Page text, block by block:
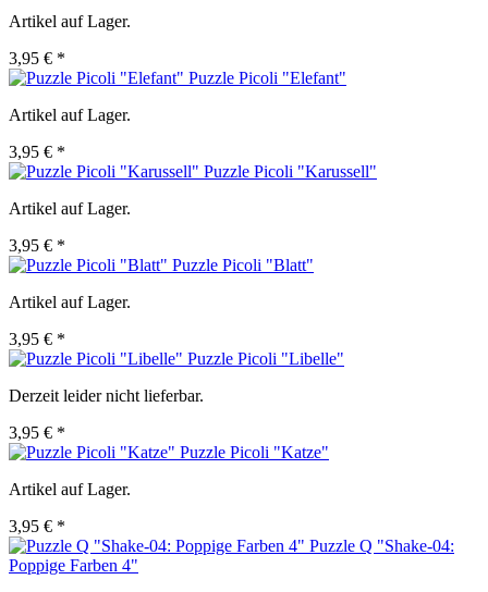
Artikel auf Lager.
3,95 € *
Puzzle Picoli "Elefant"
Artikel auf Lager.
3,95 € *
Puzzle Picoli "Karussell"
Artikel auf Lager.
3,95 € *
Puzzle Picoli "Blatt"
Artikel auf Lager.
3,95 € *
Puzzle Picoli "Libelle"
Derzeit leider nicht lieferbar.
3,95 € *
Puzzle Picoli "Katze"
Artikel auf Lager.
3,95 € *
Puzzle Q "Shake-04:
Poppige Farben 4"